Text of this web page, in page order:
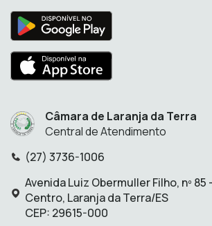
Câmara de Laranja da Terra
Central de Atendimento
(27) 3736-1006
Endereço:
Avenida Luiz Obermuller Filho, nº 85
Centro, Laranja da Terra/ES
CEP: 29615-000